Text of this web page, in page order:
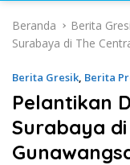
Beranda Berita
Surabaya di The
Berita Gresik, Berita
Pelantikan
Surabaya